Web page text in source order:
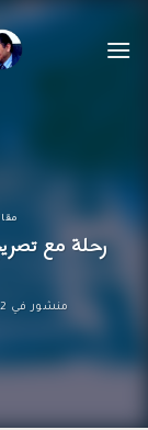
للمحتوى
رحلة مع
منشور في